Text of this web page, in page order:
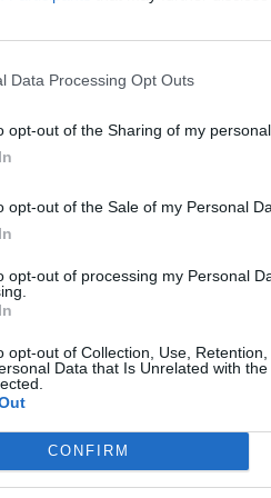
Data Processing Opt Outs
opt-out of the Sharing of my personal
opt-out of the Sale of my Personal
opt-out of processing my Personal
opt-out of Collection, Use,
Data that Is Unrelated with
CONFIRM
на претседателските
Перез.
на “вечниот“ Дон
импресивна сума од 400
Барселона кога не беа во
за RAC1.
секогаш наоѓа некој
Реал Мадрид, ме боли
Негреира“,додаде тој.